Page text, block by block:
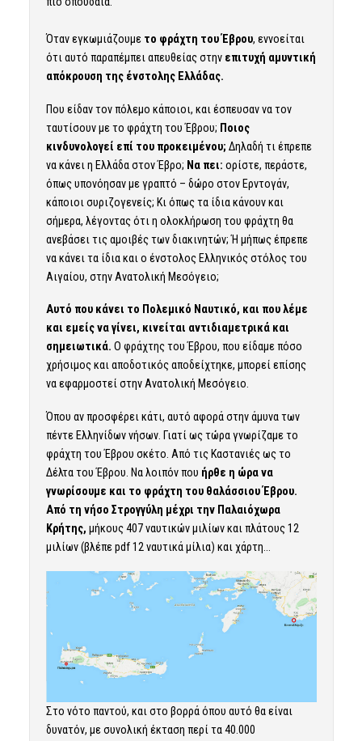
Όταν εγκωμιάζουμε το φράχτη του Έβρου, εννοείται
ότι αυτό παραπέμπει απευθείας στην επιτυχή αμυντική
απόκρουση της ένστολης Ελλάδας.
Που είδαν τον πόλεμο κάποιοι, και έσπευσαν να τον
ταυτίσουν με το φράχτη του Έβρου; Ποιος
κινδυνολογεί επί του προκειμένου; Δηλαδή τι έπρεπε
να κάνει η Ελλάδα στον Έβρο; Να πει: ορίστε, περάστε,
όπως υπονόησαν με γραπτό – δώρο στον Ερντογάν,
κάποιοι συριζογενείς; Κι όπως τα ίδια κάνουν και
σήμερα, λέγοντας ότι η ολοκλήρωση του φράχτη θα
ανεβάσει τις αμοιβές των διακινητών; Ή μήπως έπρεπε
να κάνει τα ίδια και ο ένστολος Ελληνικός στόλος του
Αιγαίου, στην Ανατολική Μεσόγειο;
Αυτό που κάνει το Πολεμικό Ναυτικό, και που λέμε
και εμείς να γίνει, κινείται αντιδιαμετρικά και
σημειωτικά. Ο φράχτης του Έβρου, που είδαμε πόσο
χρήσιμος και αποδοτικός αποδείχτηκε, μπορεί επίσης
να εφαρμοστεί στην Ανατολική Μεσόγειο.
Όπου αν προσφέρει κάτι, αυτό αφορά στην άμυνα των
πέντε Ελληνίδων νήσων. Γιατί ως τώρα γνωρίζαμε το
φράχτη του Έβρου σκέτο. Από τις Καστανιές ως το
Δέλτα του Έβρου. Να λοιπόν που ήρθε η ώρα να
γνωρίσουμε και το φράχτη του θαλάσσιου Έβρου.
Από τη νήσο Στρογγύλη μέχρι την Παλαιόχωρα
Κρήτης, μήκους 407 ναυτικών μιλίων και πλάτους 12
μιλίων (βλέπε pdf 12 ναυτικά μίλια) και χάρτη…
Στο νότο παντού, και στο βορρά όπου αυτό θα είναι
δυνατόν, με συνολική έκταση περί τα 40.000